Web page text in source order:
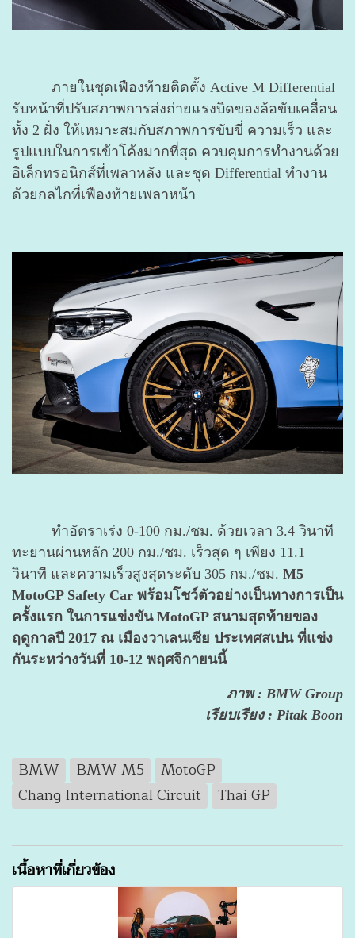
ภายในชุดเฟืองท้ายติดตั้ง Active M Differential
รับหน้าที่ปรับสภาพการส่งถ่ายแรงบิดของล้อขับเคลื่อน
ทั้ง 2 ฝั่ง ให้เหมาะสมกับสภาพการขับขี่ ความเร็ว และ
รูปแบบในการเข้าโค้งมากที่สุด ควบคุมการทำงานด้วย
อิเล็กทรอนิกส์ที่เพลาหลัง และชุด Differential ทำงาน
ด้วยกลไกที่เฟืองท้ายเพลาหน้า
ทำอัตราเร่ง 0-100 กม./ชม. ด้วยเวลา 3.4 วินาที
ทะยานผ่านหลัก 200 กม./ชม. เร็วสุด ๆ เพียง 11.1
วินาที และความเร็วสูงสุดระดับ 305 กม./ชม. M5
MotoGP Safety Car พร้อมโชว์ตัวอย่างเป็นทางการเป็น
ครั้งแรก ในการแข่งขัน MotoGP สนามสุดท้ายของ
ฤดูกาลปี 2017 ณ เมืองวาเลนเซีย ประเทศสเปน ที่แข่ง
กันระหว่างวันที่ 10-12 พฤศจิกายนนี้
ภาพ : BMW Group
เรียบเรียง : Pitak Boon
BMW BMW M5
MotoGP
Chang International Circuit
Thai GP
เนื้อหาที่เกี่ยวข้อง